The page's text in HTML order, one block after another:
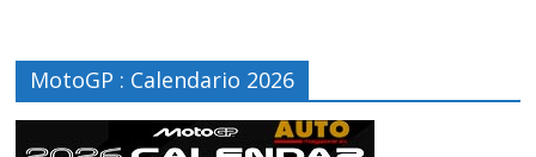
MotoGP : Calendario 2026